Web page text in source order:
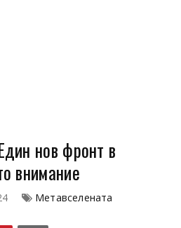
нов фронт в
внимание
Метавселената